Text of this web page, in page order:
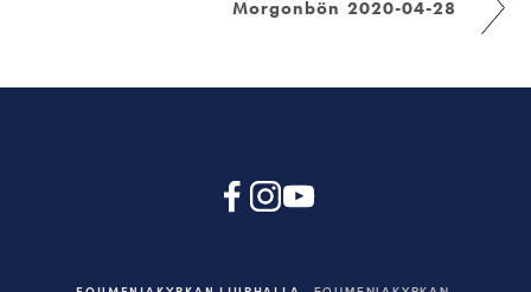
Morgonbön 2020-04-28